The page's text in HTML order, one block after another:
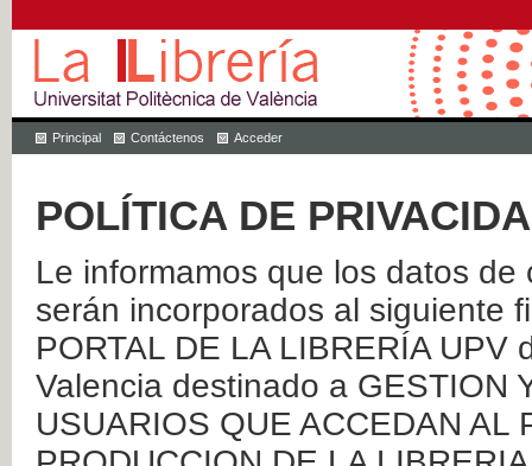
Principal Contáctenos Acceder
POLÍTICA DE
Le informamos que los datos
serán incorporados al siguiente
PORTAL DE LA LIBRERÍA
Valencia destinado a GESTION
USUARIOS QUE ACCEDAN AL